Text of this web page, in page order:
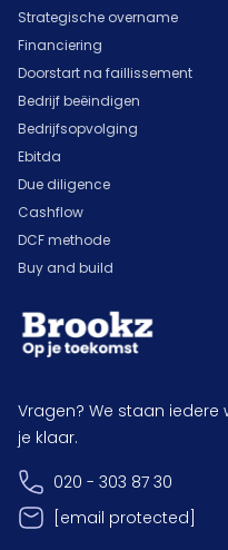
Strategische overname
Financiering
Doorstart na faillissement
Bedrijf beëindigen
Bedrijfsopvolging
Ebitda
Due diligence
Cashflow
DCF methode
Buy and build
Vragen? We staan iedere
je klaar.
020 - 303 87 30
[email protected]